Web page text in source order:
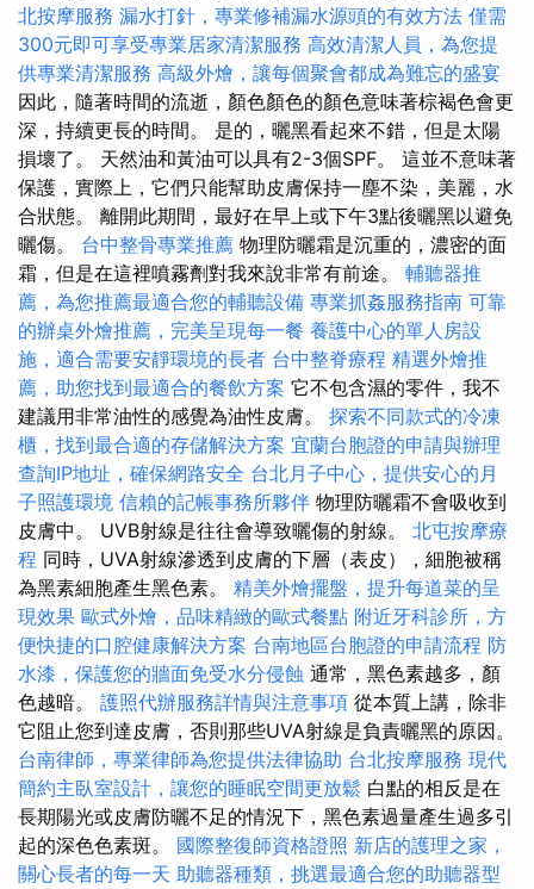
北按摩服務 漏水打針，專業修補漏水源頭的有效方法 僅需
300元即可享受專業居家清潔服務 高效清潔人員，為您提
供專業清潔服務 高級外燴，讓每個聚會都成為難忘的盛宴
因此，隨著時間的流逝，顏色顏色的顏色意味著棕褐色會更
深，持續更長的時間。 是的，曬黑看起來不錯，但是太陽
損壞了。 天然油和黃油可以具有2-3個SPF。 這並不意味著
保護，實際上，它們只能幫助皮膚保持一塵不染，美麗，水
合狀態。 離開此期間，最好在早上或下午3點後曬黑以避免
曬傷。 台中整骨專業推薦 物理防曬霜是沉重的，濃密的面
霜，但是在這裡噴霧劑對我來說非常有前途。 輔聽器推
薦，為您推薦最適合您的輔聽設備 專業抓姦服務指南 可靠
的辦桌外燴推薦，完美呈現每一餐 養護中心的單人房設
施，適合需要安靜環境的長者 台中整脊療程 精選外燴推
薦，助您找到最適合的餐飲方案 它不包含濕的零件，我不
建議用非常油性的感覺為油性皮膚。 探索不同款式的冷凍
櫃，找到最合適的存儲解決方案 宜蘭台胞證的申請與辦理
查詢IP地址，確保網路安全 台北月子中心，提供安心的月
子照護環境 信賴的記帳事務所夥伴 物理防曬霜不會吸收到
皮膚中。 UVB射線是往往會導致曬傷的射線。 北屯按摩療
程 同時，UVA射線滲透到皮膚的下層（表皮），細胞被稱
為黑素細胞產生黑色素。 精美外燴擺盤，提升每道菜的呈
現效果 歐式外燴，品味精緻的歐式餐點 附近牙科診所，方
便快捷的口腔健康解決方案 台南地區台胞證的申請流程 防
水漆，保護您的牆面免受水分侵蝕 通常，黑色素越多，顏
色越暗。 護照代辦服務詳情與注意事項 從本質上講，除非
它阻止您到達皮膚，否則那些UVA射線是負責曬黑的原因。
台南律師，專業律師為您提供法律協助 台北按摩服務 現代
簡約主臥室設計，讓您的睡眠空間更放鬆 白點的相反是在
長期陽光或皮膚防曬不足的情況下，黑色素過量產生過多引
起的深色色素斑。 國際整復師資格證照 新店的護理之家，
關心長者的每一天 助聽器種類，挑選最適合您的助聽器型